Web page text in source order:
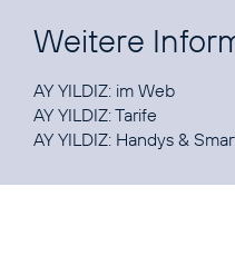
Weitere
AY YILDIZ: im Web
AY YILDIZ:Tarife
AY YILDIZ: Handys &